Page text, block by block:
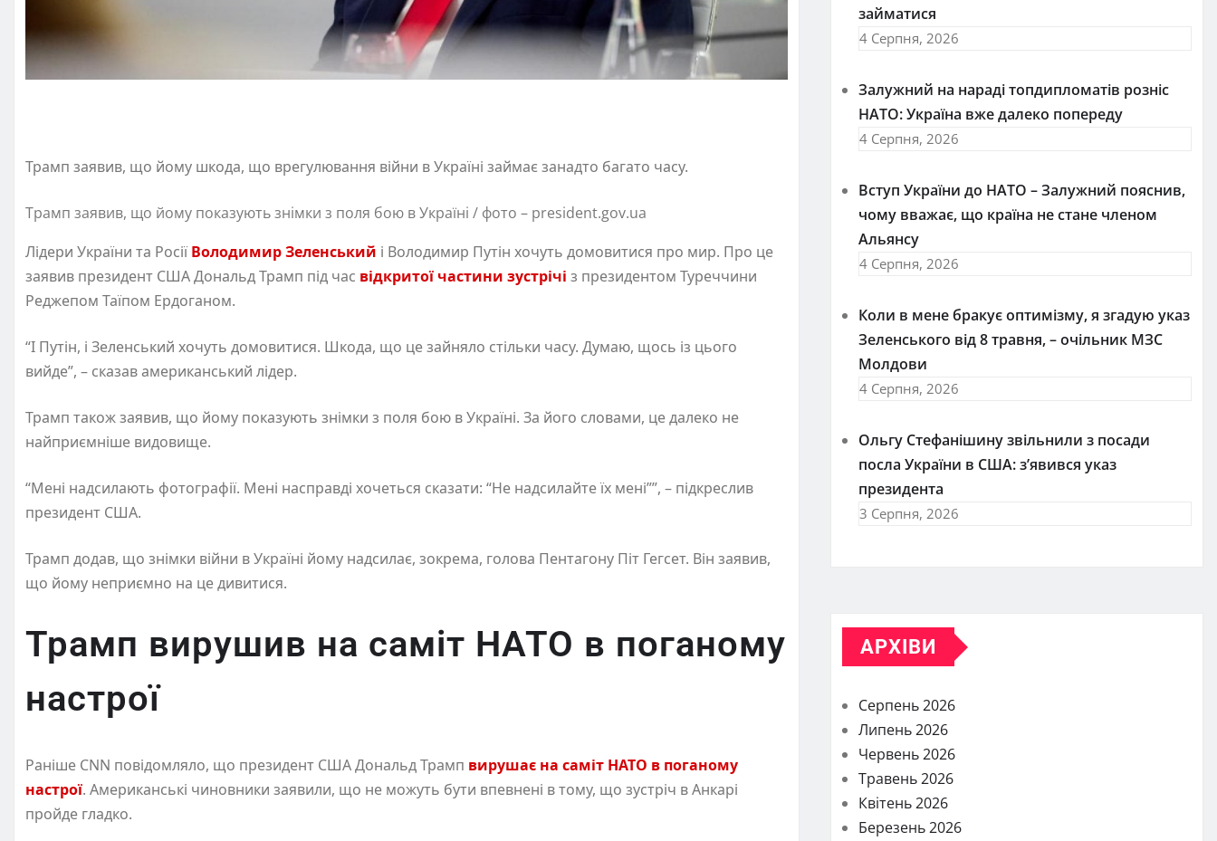
Трамп заявив, що йому шкода, що врегулювання війни в Україні займає занадто багато часу.
Трамп заявив, що йому показують знімки з поля бою в Україні / фото – president.gov.ua
Лідери України та Росії Володимир Зеленський і Володимир Путін хочуть домовитися про мир. Про це
заявив президент США Дональд Трамп під час відкритої частини зустрічі з президентом Туреччини
Реджепом Таїпом Ердоганом.
“І Путін, і Зеленський хочуть домовитися. Шкода, що це зайняло стільки часу. Думаю, щось із цього
вийде”, – сказав американський лідер.
Трамп також заявив, що йому показують знімки з поля бою в Україні. За його словами, це далеко не
найприємніше видовище.
“Мені надсилають фотографії. Мені насправді хочеться сказати: “Не надсилайте їх мені””, – підкреслив
президент США.
Трамп додав, що знімки війни в Україні йому надсилає, зокрема, голова Пентагону Піт Гегсет. Він заявив,
що йому неприємно на це дивитися.
Трамп вирушив на саміт НАТО в поганому
настрої
Раніше CNN повідомляло, що президент США Дональд Трамп вирушає на саміт НАТО в поганому
настрої. Американські чиновники заявили, що не можуть бути впевнені в тому, що зустріч в Анкарі
пройде гладко.
займатися
4 Серпня, 2026
Залужний на нараді топдипломатів розніс
НАТО: Україна вже далеко попереду
4 Серпня, 2026
Вступ України до НАТО – Залужний пояснив,
чому вважає, що країна не стане членом
Альянсу
4 Серпня, 2026
Коли в мене бракує оптимізму, я згадую указ
Зеленського від 8 травня, – очільник МЗС
Молдови
4 Серпня, 2026
Ольгу Стефанішину звільнили з посади
посла України в США: з’явився указ
президента
3 Серпня, 2026
АРХІВИ
Серпень 2026
Липень 2026
Червень 2026
Травень 2026
Квітень 2026
Березень 2026